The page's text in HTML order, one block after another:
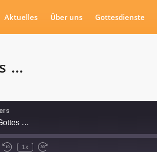
Aktuelles Über uns Gottesdienste
…
…
1x